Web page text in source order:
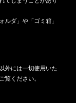
ルダ」や「ゴミ箱」
外には一切使用いた
覧ください。